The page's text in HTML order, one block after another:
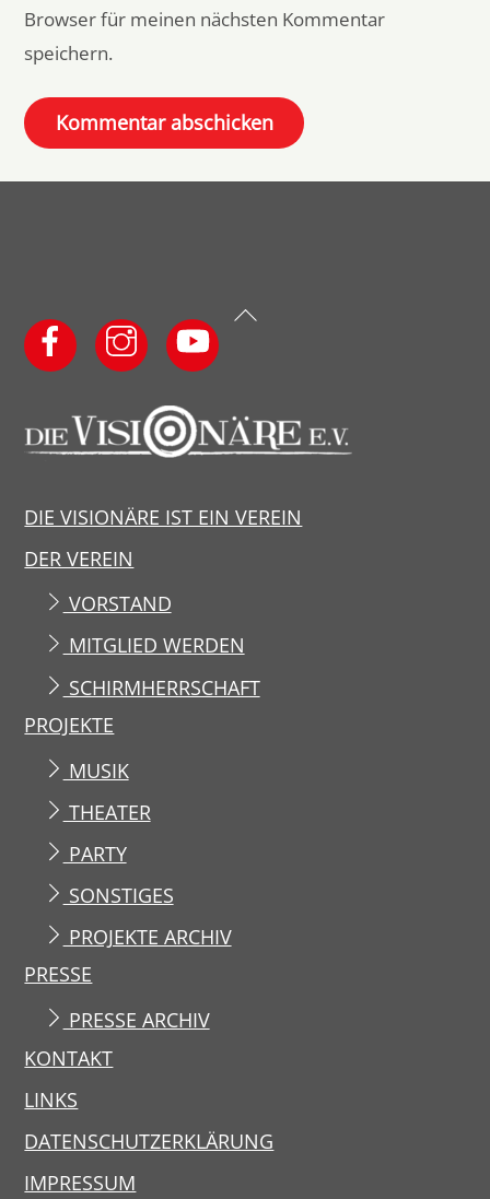
Browser für meinen nächsten Kommentar
speichern.
Back
DIE VISIONÄRE IST EIN VEREIN
DER VEREIN
VORSTAND
MITGLIED WERDEN
SCHIRMHERRSCHAFT
PROJEKTE
MUSIK
THEATER
PARTY
SONSTIGES
PROJEKTE ARCHIV
PRESSE
PRESSE ARCHIV
KONTAKT
LINKS
DATENSCHUTZERKLÄRUNG
IMPRESSUM